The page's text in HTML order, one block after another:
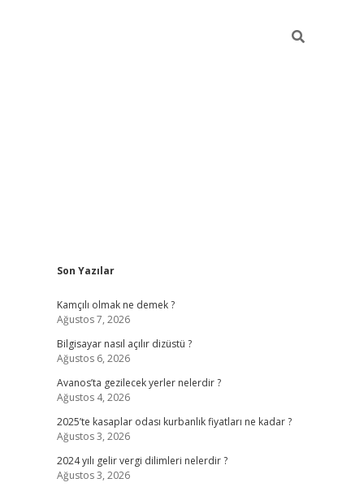
Sidebar
Son Yazılar
Kamçılı olmak ne demek ?
Ağustos 7, 2026
Bilgisayar nasıl açılır dizüstü ?
Ağustos 6, 2026
Avanos’ta gezilecek yerler nelerdir ?
Ağustos 4, 2026
2025’te kasaplar odası kurbanlık fiyatları ne kadar ?
Ağustos 3, 2026
2024 yılı gelir vergi dilimleri nelerdir ?
Ağustos 3, 2026